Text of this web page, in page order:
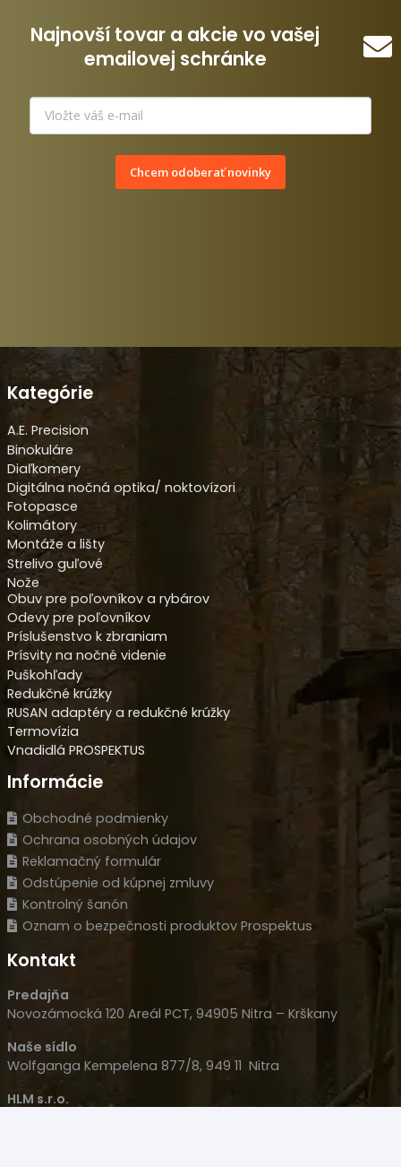
Najnovší tovar a akcie vo vašej
emailovej schránke
Chcem odoberať novinky
Kategórie
A.E. Precision
Binokuláre
Diaľkomery
Digitálna nočná optika/ noktovízori
Fotopasce
Kolimátory
Montáže a lišty
Strelivo guľové
Nože
Obuv pre poľovníkov a rybárov
Odevy pre poľovníkov
Príslušenstvo k zbraniam
Prísvity na nočné videnie
Puškohľady
Redukčné krúžky
RUSAN adaptéry a redukčné krúžky
Termovízia
Vnadidlá PROSPEKTUS
Informácie
Obchodné podmienky
Ochrana osobných údajov
Reklamačný formulár
Odstúpenie od kúpnej zmluvy
Kontrolný šanón
Oznam o bezpečnosti produktov Prospektus
Kontakt
Predajňa
Novozámocká 120 Areál PCT, 94905 Nitra – Krškany
Naše sídlo
Wolfganga Kempelena 877/8, 949 11 Nitra
HLM s.r.o.